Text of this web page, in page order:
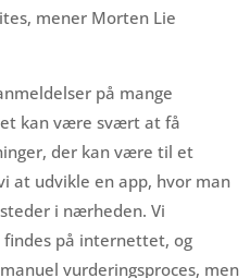
mener Morten Lie
på mange
kan være svært at få
der kan være til et
at udvikle en app, hvor man
i nærheden. Vi
på internettet, og
vurderingsproces, men